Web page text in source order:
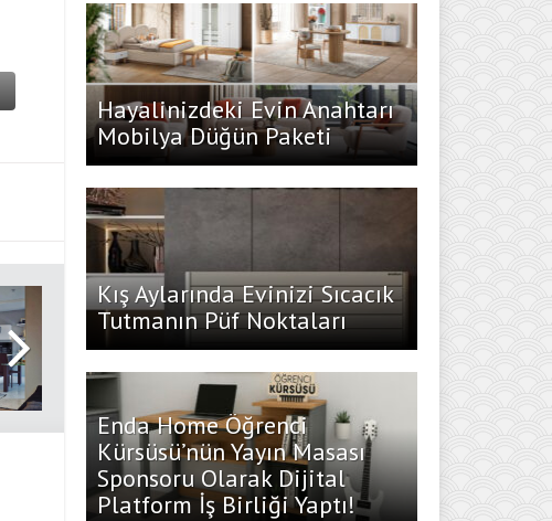
Hayalinizdeki Evin Anahtarı
Mobilya Düğün Paketi
Kış Aylarında Evinizi Sıcacık
Tutmanın Püf Noktaları
Enda Home Öğrenci
Kürsüsü’nün Yayın Masası
Sponsoru Olarak Dijital
Platform İş Birliği Yaptı!